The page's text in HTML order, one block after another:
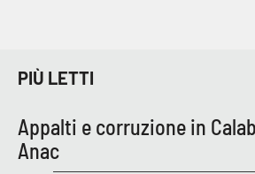
Sport
RUBRICHE
PIÙ LETTI
Appalti e corruzione in
Anac